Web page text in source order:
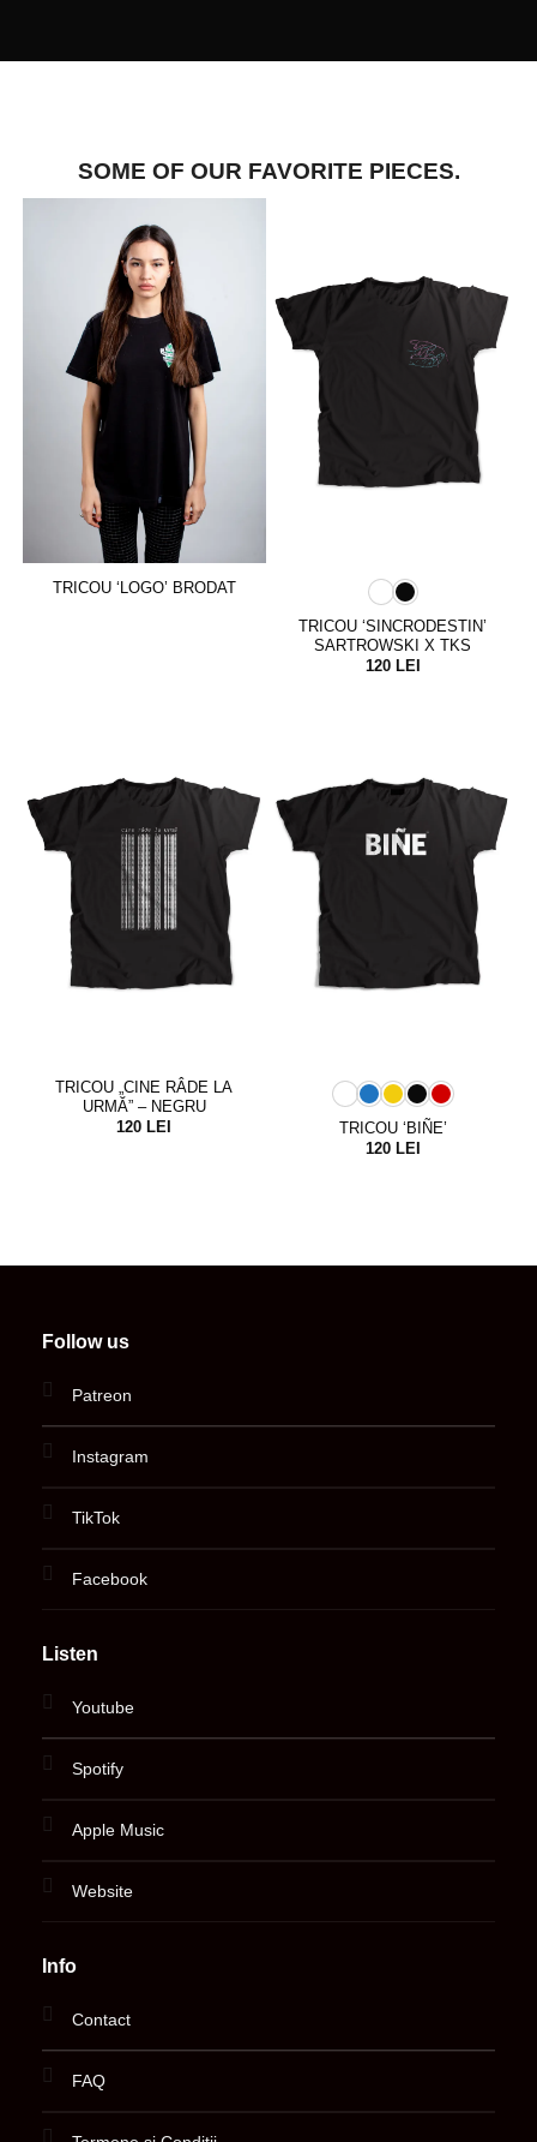
SOME OF OUR FAVORITE PIECES.
TRICOU ‘LOGO’ BRODAT
TRICOU ‘SINCRODESTIN’
SARTROWSKI X TKS
120 LEI
TRICOU „CINE RÂDE LA
URMĂ” – NEGRU
120 LEI
TRICOU ‘BIÑE’
120 LEI
Follow us
Patreon
Instagram
TikTok
Facebook
Listen
Youtube
Spotify
Apple Music
Website
Info
Contact
FAQ